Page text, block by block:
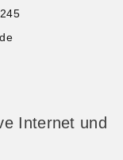
Internet und